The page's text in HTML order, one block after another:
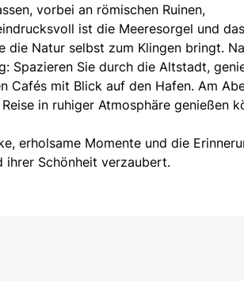
vorbei an römischen Ruinen,
ist die Meeresorgel und das
die Natur selbst zum Klingen bringt.
Spazieren Sie durch die Altstadt,
Cafés mit Blick auf den Hafen. Am
in ruhiger Atmosphäre genießen
erholsame Momente und die
ihrer Schönheit verzaubert.